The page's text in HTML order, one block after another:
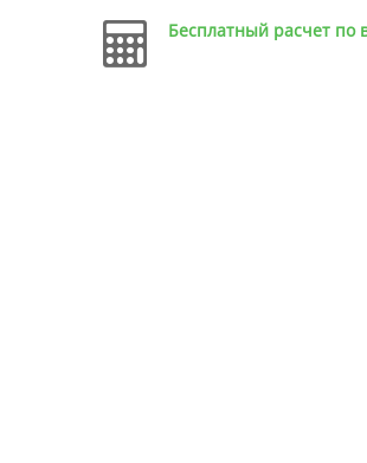
Бесплатный расчет